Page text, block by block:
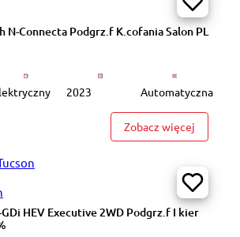
N-Connecta Podgrz.f K.cofania Salon PL
2023 Automatyczna
Zobacz więcej
HEV Executive 2WD Podgrz.f I kier